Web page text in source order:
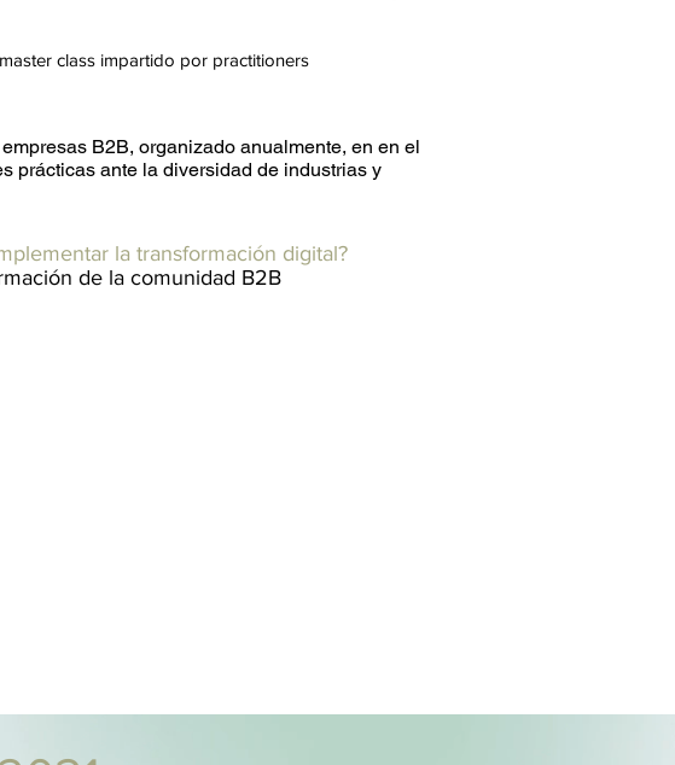
class impartido por practitioners
B2B, organizado anualmente, en en el
prácticas ante la diversidad de industrias y
la transformación digital?
de la comunidad B2B